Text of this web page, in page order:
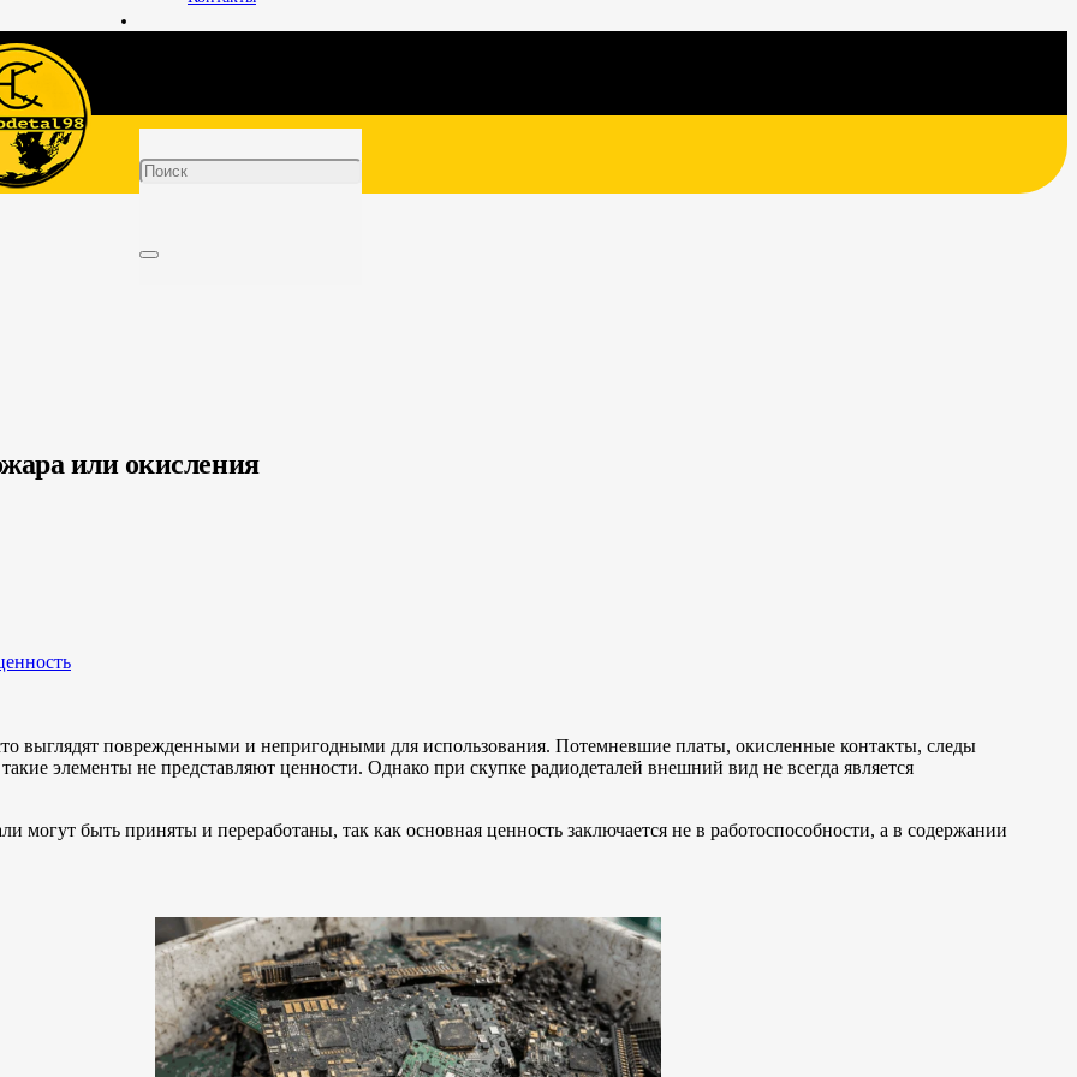
или окисления
выглядят поврежденными и непригодными для использования. Потемневшие платы, окисленные контакты, следы
элементы не представляют ценности. Однако при скупке радиодеталей внешний вид не всегда является
могут быть приняты и переработаны, так как основная ценность заключается не в работоспособности, а в содержании